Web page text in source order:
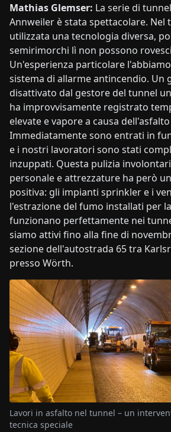
Mathias Glemser: La serie di
Annweiler è stata spettacolare. Nel
utilizzata una tecnologia diversa,
semirimorchi lì non possono
Un'esperienza particolare
sistema di allarme antincendio. Un
disattivato dal gestore del tunnel
ha improvvisamente registrato
elevate e vapore a causa
Immediatamente sono entrati in
e i nostri lavoratori sono stati
inzuppati. Questa pulizia
personale e attrezzature ha però
positiva: gli impianti sprinkler e i
l'estrazione del fumo installati per
funzionano perfettamente nei
siamo attivi fino alla fine di
sezione dell'autostrada 65 tra
presso Wörth.
Lavori in asfalto nel tunnel – un
tecnica speciale